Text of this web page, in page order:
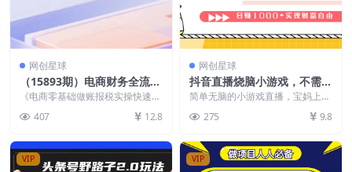
网创星球
（15893期）电商财务全流程
课程：从建账到申报的完整财
务闭环，26节系统化实操内
容
《电商零基础做账报税实操快速上
程，聚焦从建账到申报...
407 12.8
网创星球
抖音直播烧脑小游戏，不需要
找话题聊天，宝妈上班族也能
用副业日赚1000+
简单无脑的小游戏直播，宝妈上班
聊天，装着过不去引导...
275 9.8
VIP VIP